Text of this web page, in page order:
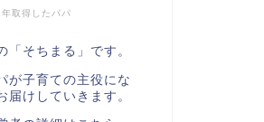
取得したパパ
「そちまる」です。
が子育ての主役にな
届けしていきます。